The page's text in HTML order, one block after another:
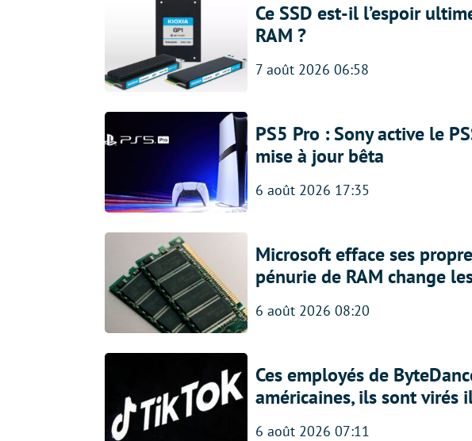
Ce SSD est-il l’espoir
RAM ?
7 août 2026 06:58
PS5 Pro : Sony active le
mise à jour bêta
6 août 2026 17:35
Microsoft efface ses
pénurie de RAM change
6 août 2026 08:20
Ces employés de
américaines, ils sont virés
6 août 2026 07:11